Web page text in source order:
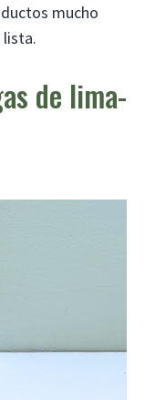
mucho
lista.
de lima-